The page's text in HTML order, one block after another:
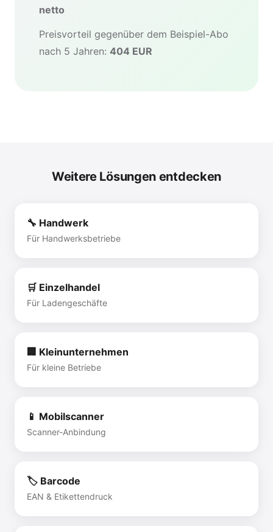
netto
Preisvorteil gegenüber dem Beispiel-Abo
nach 5 Jahren: 404 EUR
Weitere Lösungen entdecken
🔧 Handwerk
Für Handwerksbetriebe
🛒 Einzelhandel
Für Ladengeschäfte
🏢 Kleinunternehmen
Für kleine Betriebe
📱 Mobilscanner
Scanner-Anbindung
🏷 Barcode
EAN & Etikettendruck